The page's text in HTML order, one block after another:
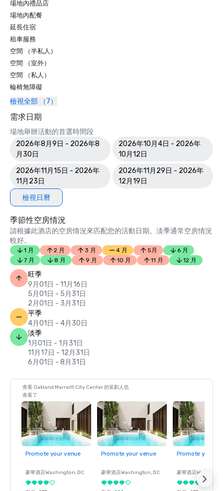
場地內禮品店
場地內配餐
延長住宿
租車服務
空間 （半私人）
空間 （室外）
空間 （私人）
輪椅無障礙
檢視全部 （7）
需求日期
場地舉辦活動的首選時間段
2026年8月9日 - 2026年8
月30日
2026年10月4日 - 2026年
10月12日
2026年11月15日 - 2026年
11月23日
2026年11月29日 - 2026年
12月19日
檢視日曆
季節性空房情況
請根據此酒店的空房情況來匹配您的活動日期。淡季通常空房情況
較好。
1 月 2 月 3 月 4 月 5月
6 月
7 月
8 月 9 月 10 月 11 月 12 月
旺季
9月01日 - 11月16日
5月01日 - 5月31日
2月01日 - 3月31日
平季
4月01日 - 4月30日
淡季
1月01日 - 1月31日
11月17日 - 12月31日
6月01日 - 8月31日
查看 Oakland Marriott City Center 的策劃人也
查看了
Promote your venue
豪華酒店Washington, DC
Promote your venue
豪華酒店Washington, DC
Promote your
豪華酒店